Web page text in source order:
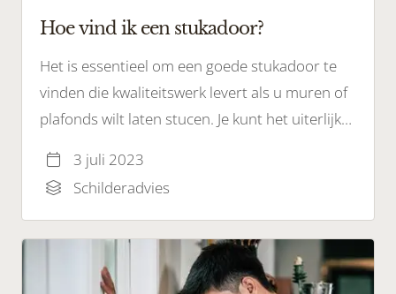
Hoe vind ik een stukadoor?
Het is essentieel om een goede stukadoor te
vinden die kwaliteitswerk levert als u muren of
plafonds wilt laten stucen. Je kunt het uiterlijk
door een ervaren en betrouwbaar stukadoor in
te schakelen.
3 juli 2023
Schilderadvies